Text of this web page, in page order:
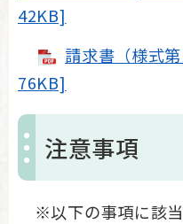
42KB]
請求書（様式
76KB]
注意事項
※以下の事項に該